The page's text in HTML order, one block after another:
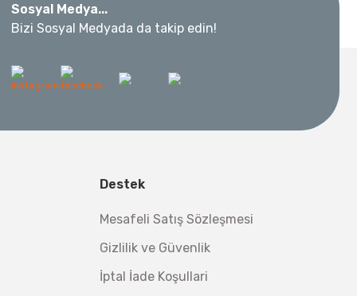
50Mt
Sosyal Medya...
Bizi Sosyal Medyada da takip edin!
Destek
Mesafeli Satış Sözleşmesi
Gizlilik ve Güvenlik
İptal İade Koşullari